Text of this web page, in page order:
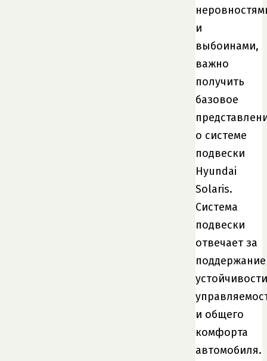
и
выбоинами,
важно
получить
базовое
о системе
подвески
Hyundai
Solaris.
Система
подвески
отвечает за
поддержание
и общего
комфорта
автомобиля.